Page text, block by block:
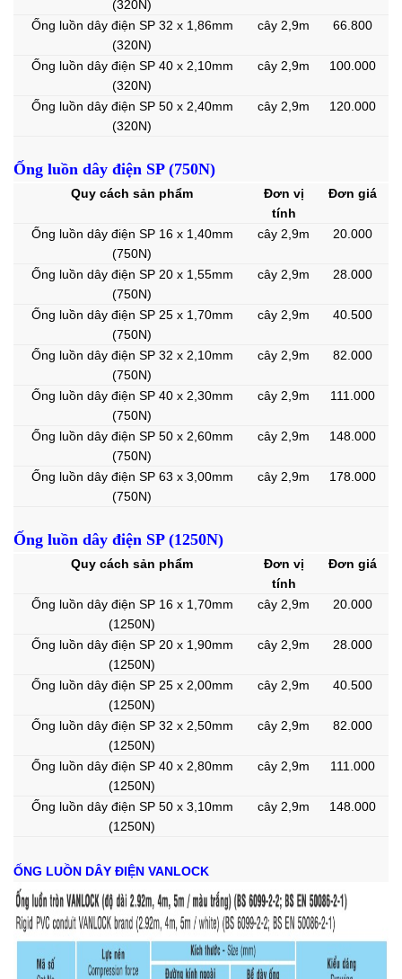
(320N)
Ống luồn dây điện SP 32 x 1,86mm
(320N)
cây 2,9m 66.800
Ống luồn dây điện SP 40 x 2,10mm
(320N)
cây 2,9m 100.000
Ống luồn dây điện SP 50 x 2,40mm
(320N)
cây 2,9m 120.000
Ống luồn dây điện SP (750N)
Quy cách sản phẩm
Đơn vị
tính
Đơn giá
Ống luồn dây điện SP 16 x 1,40mm
(750N)
cây 2,9m 20.000
Ống luồn dây điện SP 20 x 1,55mm
(750N)
cây 2,9m 28.000
Ống luồn dây điện SP 25 x 1,70mm
(750N)
cây 2,9m 40.500
Ống luồn dây điện SP 32 x 2,10mm
(750N)
cây 2,9m 82.000
Ống luồn dây điện SP 40 x 2,30mm
(750N)
cây 2,9m 111.000
Ống luồn dây điện SP 50 x 2,60mm
(750N)
cây 2,9m 148.000
Ống luồn dây điện SP 63 x 3,00mm
(750N)
cây 2,9m 178.000
Ống luồn dây điện SP (1250N)
Quy cách sản phẩm
Đơn vị
tính
Đơn giá
Ống luồn dây điện SP 16 x 1,70mm
(1250N)
cây 2,9m 20.000
Ống luồn dây điện SP 20 x 1,90mm
(1250N)
cây 2,9m 28.000
Ống luồn dây điện SP 25 x 2,00mm
(1250N)
cây 2,9m 40.500
Ống luồn dây điện SP 32 x 2,50mm
(1250N)
cây 2,9m 82.000
Ống luồn dây điện SP 40 x 2,80mm
(1250N)
cây 2,9m 111.000
Ống luồn dây điện SP 50 x 3,10mm
(1250N)
cây 2,9m 148.000
ỐNG LUỒN DÂY ĐIỆN VANLOCK